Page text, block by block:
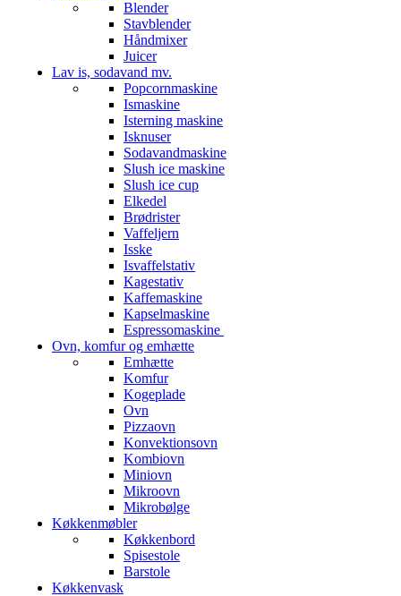
Blender
Stavblender
Håndmixer
Juicer
Lav is, sodavand mv.
Popcornmaskine
Ismaskine
Isterning maskine
Isknuser
Sodavandmaskine
Slush ice maskine
Slush ice cup
Elkedel
Brødrister
Vaffeljern
Isske
Isvaffelstativ
Kagestativ
Kaffemaskine
Kapselmaskine
Espressomaskine
Ovn, komfur og emhætte
Emhætte
Komfur
Kogeplade
Ovn
Pizzaovn
Konvektionsovn
Kombiovn
Miniovn
Mikroovn
Mikrobølge
Køkkenmøbler
Køkkenbord
Spisestole
Barstole
Køkkenvask